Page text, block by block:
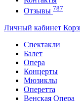
Отзывы 787
Личный кабинет
Спектакли
Балет
Опера
Концерты
Мюзиклы
Оперетта
Венская Опера